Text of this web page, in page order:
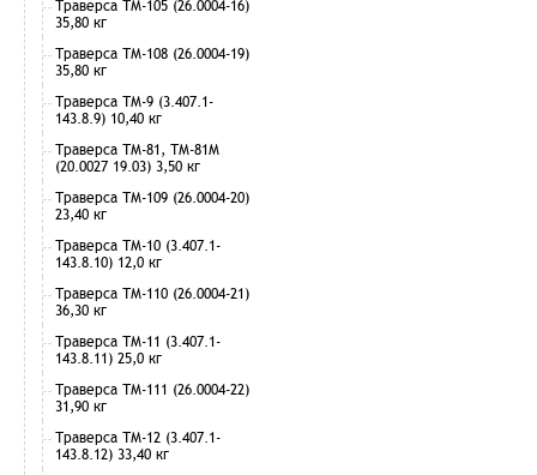
Траверса ТМ-105 (26.0004-16)
35,80 кг
Траверса ТМ-108 (26.0004-19)
35,80 кг
Траверса ТМ-9 (3.407.1-
143.8.9) 10,40 кг
Траверса ТМ-81, ТМ-81М
(20.0027 19.03) 3,50 кг
Траверса ТМ-109 (26.0004-20)
23,40 кг
Траверса ТМ-10 (3.407.1-
143.8.10) 12,0 кг
Траверса ТМ-110 (26.0004-21)
36,30 кг
Траверса ТМ-11 (3.407.1-
143.8.11) 25,0 кг
Траверса ТМ-111 (26.0004-22)
31,90 кг
Траверса ТМ-12 (3.407.1-
143.8.12) 33,40 кг